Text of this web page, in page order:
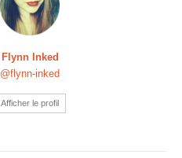
Flynn Inked
@flynn-inked
Afficher le profil